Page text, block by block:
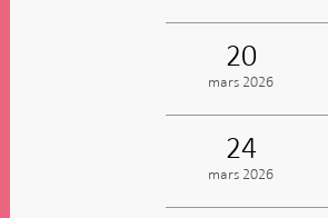
20
mars 2026
24
mars 2026